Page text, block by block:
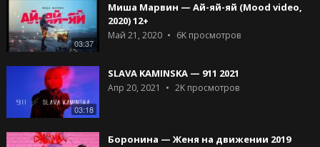
03:37
Миша Марвин — Ай-яй-яй (Mood video,
2020) 12+
Май 21, 2020 6Kпросмотров
03:18
SLAVA KAMINSKA — 911 2021
Апр 20, 2021 2Kпросмотров
Боронина — Женя на движении 2019